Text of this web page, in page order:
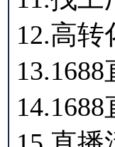
12.高